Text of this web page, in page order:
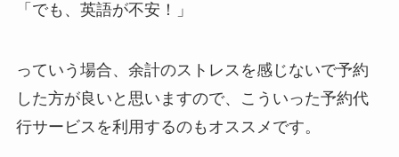
「でも、英語が不安！」
っていう場合、余計のストレスを感じないで予約
した方が良いと思いますので、こういった予約代
行サービスを利用するのもオススメです。